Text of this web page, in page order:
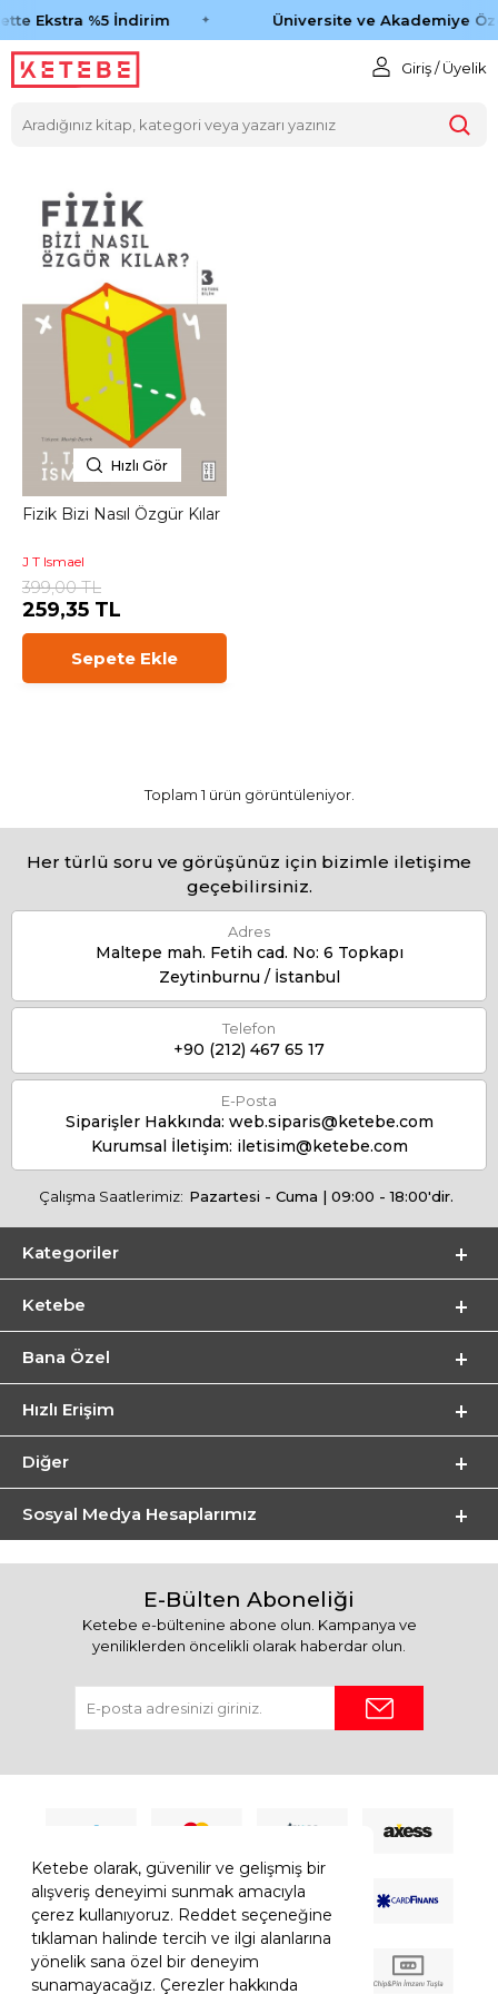
Ketebe olarak, güvenilir ve gelişmiş bir
alışveriş deneyimi sunmak amacıyla
çerez kullanıyoruz. Reddet seçeneğine
tıklaman halinde tercih ve ilgi alanlarına
yönelik sana özel bir deneyim
sunamayacağız. Çerezler hakkında
Ekstra %5 İndirim Üniversite ve Akademiye
Giriş / Üyelik
Hızlı Gör
Fizik Bizi Nasıl Özgür Kılar
J T Ismael
399,00 TL
259,35 TL
Sepete Ekle
Toplam 1 ürün görüntüleniyor.
Her türlü soru ve görüşünüz için bizimle iletişime
geçebilirsiniz.
Adres
Maltepe mah. Fetih cad. No: 6 Topkapı
Zeytinburnu / İstanbul
Telefon
+90 (212) 467 65 17
E-Posta
Siparişler Hakkında: web.siparis@ketebe.com
Kurumsal İletişim: iletisim@ketebe.com
Çalışma Saatlerimiz: Pazartesi - Cuma | 09:00 - 18:00'dir.
Kategoriler
Ketebe
Bana Özel
Hızlı Erişim
Diğer
Sosyal Medya Hesaplarımız
E-Bülten Aboneliği
Ketebe e-bültenine abone olun. Kampanya ve
yeniliklerden öncelikli olarak haberdar olun.